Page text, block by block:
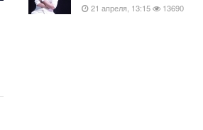
21 апреля, 13:15 13690